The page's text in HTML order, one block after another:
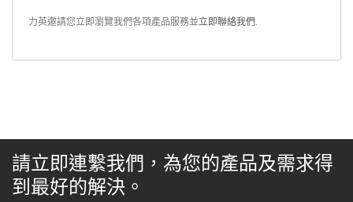
力英邀請您立即瀏覽我們各項產品服務並立即聯絡我們
請立即連繫我們，為您的產品及需求得
到最好的解決。